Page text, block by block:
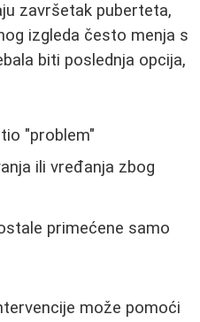
završetak puberteta,
izgleda često menja s
biti poslednja opcija,
"problem"
ili vređanja zbog
primećene samo
može pomoći